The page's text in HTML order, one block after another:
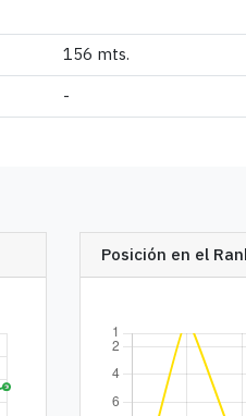
156 mts.
-
Posición en el